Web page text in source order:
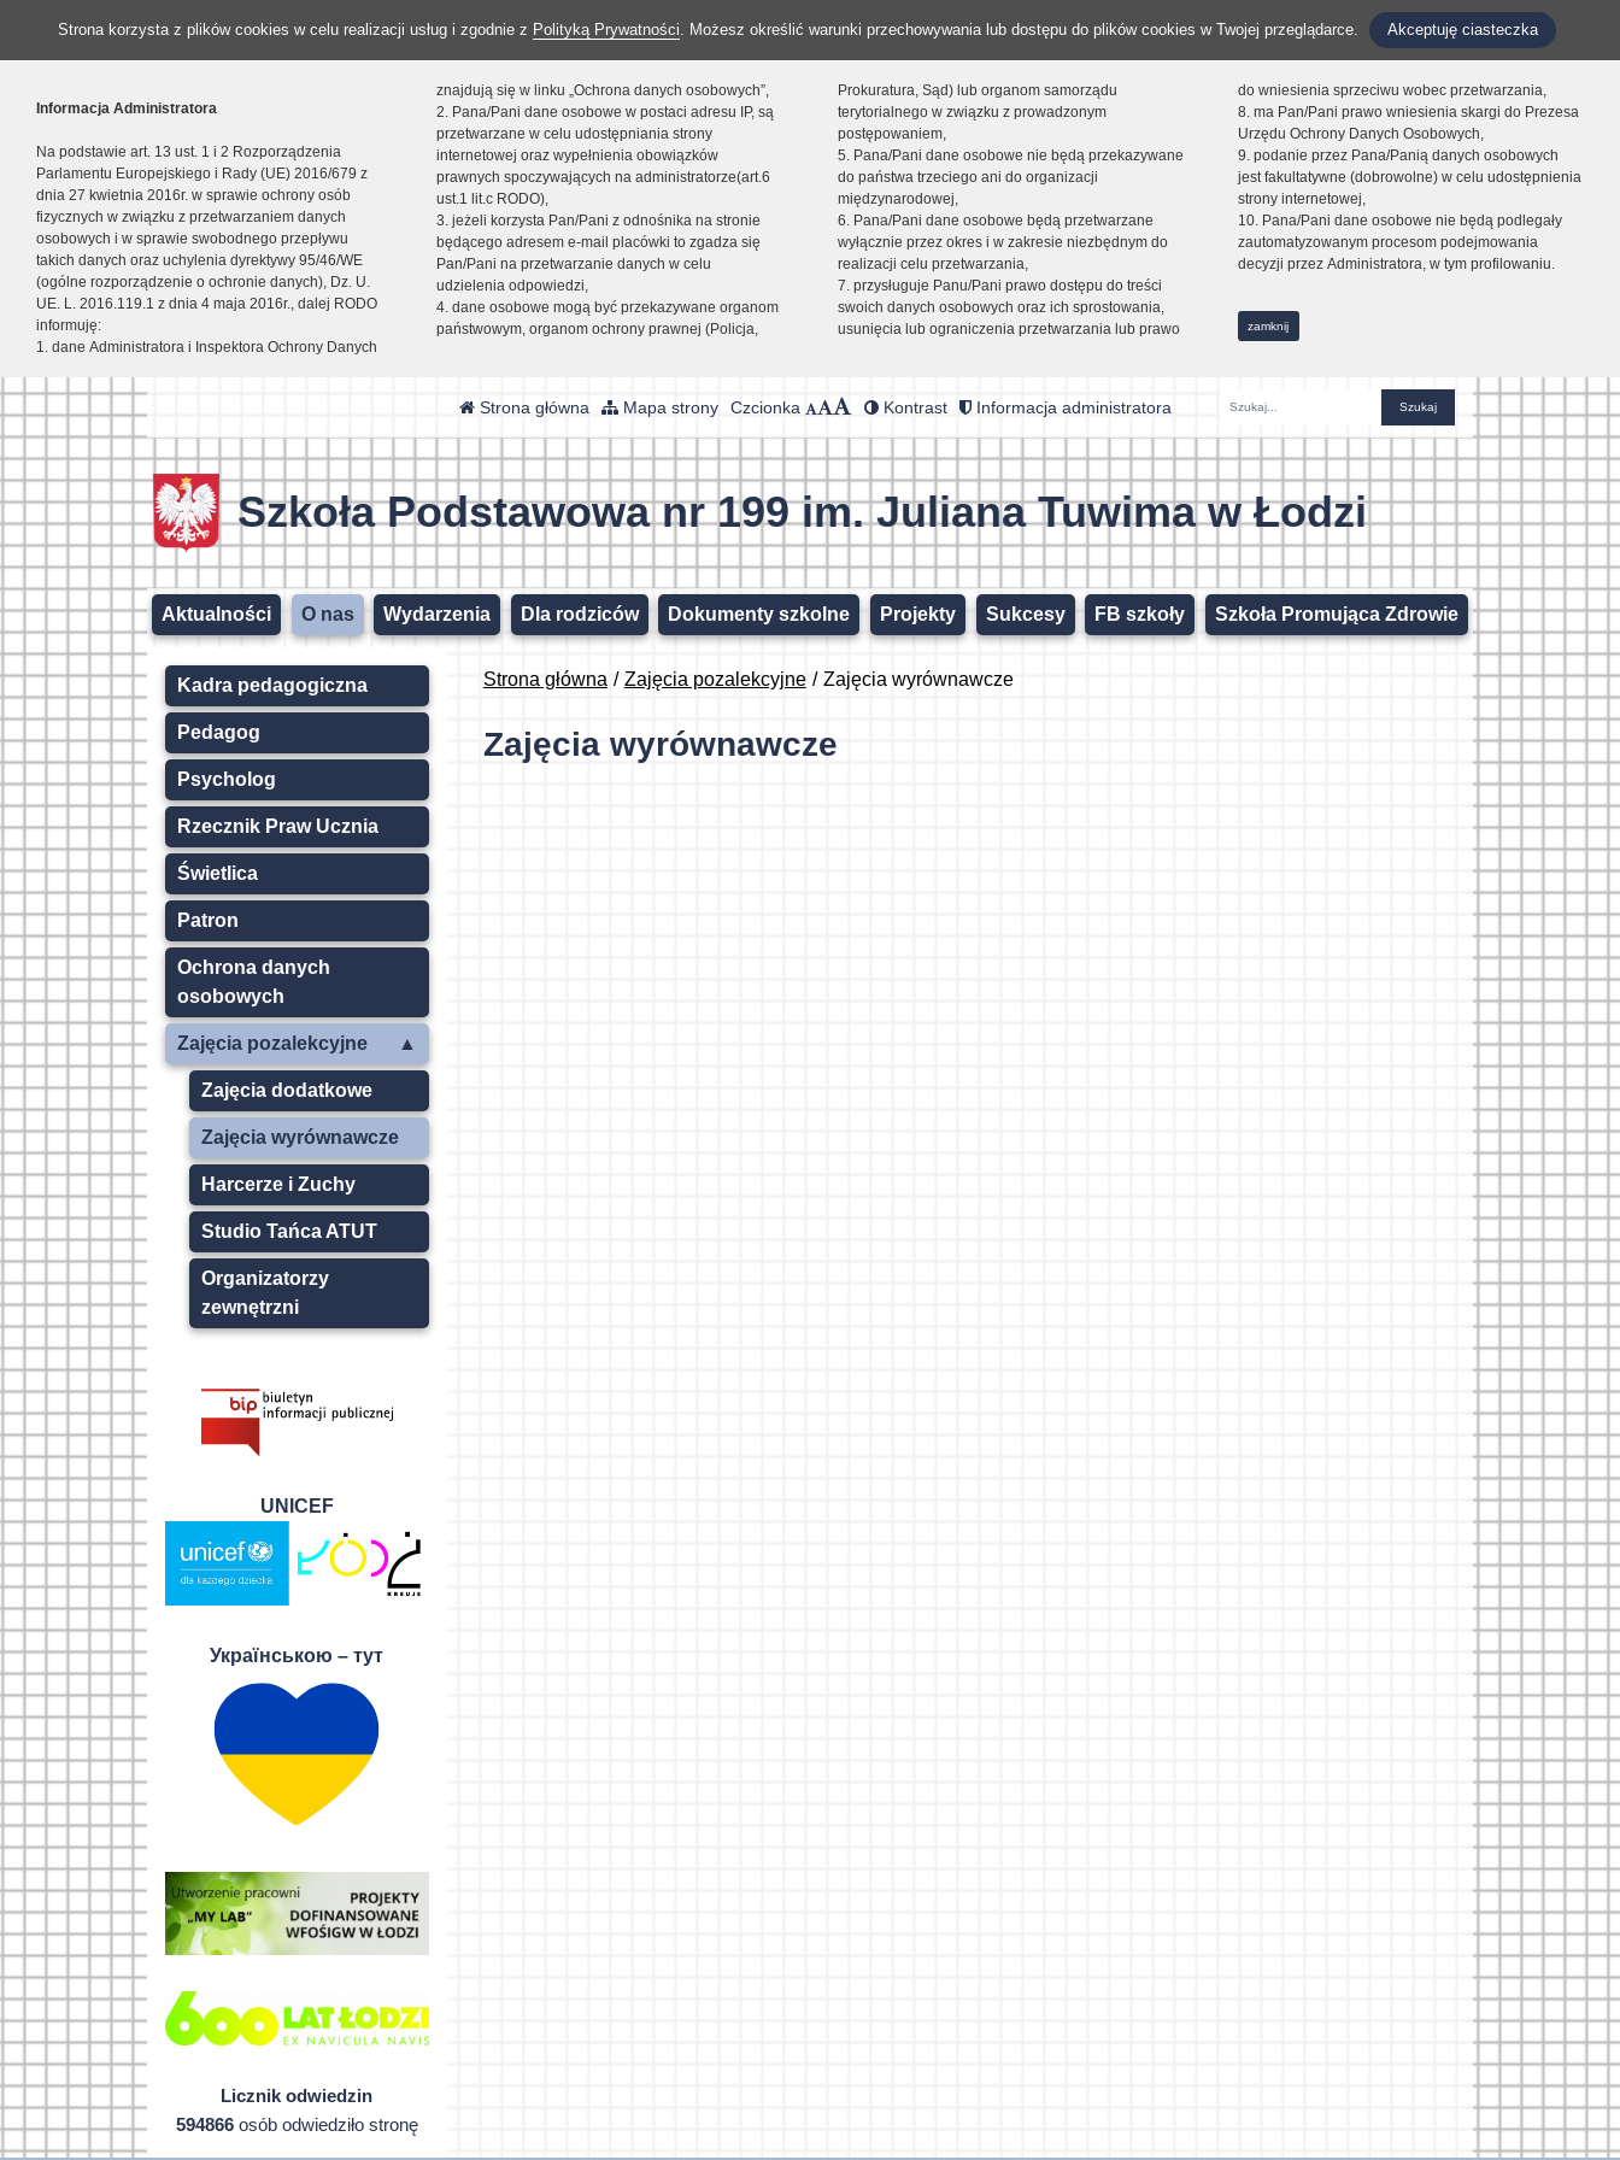
Strona korzysta z plików cookies w celu realizacji usług i zgodnie z Polityką Prywatności. Możesz określić warunki przechowywania lub dostępu do plików cookies w Twojej przeglądarce. Akceptuję ciasteczka
Informacja Administratora
Na podstawie art. 13 ust. 1 i 2 Rozporządzenia
Parlamentu Europejskiego i Rady (UE) 2016/679 z
dnia 27 kwietnia 2016r. w sprawie ochrony osób
fizycznych w związku z przetwarzaniem danych
osobowych i w sprawie swobodnego przepływu
takich danych oraz uchylenia dyrektywy 95/46/WE
(ogólne rozporządzenie o ochronie danych), Dz. U.
UE. L. 2016.119.1 z dnia 4 maja 2016r., dalej RODO
informuję:
1. dane Administratora i Inspektora Ochrony Danych
znajdują się w linku „Ochrona danych osobowych”,
2. Pana/Pani dane osobowe w postaci adresu IP, są
przetwarzane w celu udostępniania strony
internetowej oraz wypełnienia obowiązków
prawnych spoczywających na administratorze(art.6
ust.1 lit.c RODO),
3. jeżeli korzysta Pan/Pani z odnośnika na stronie
będącego adresem e-mail placówki to zgadza się
Pan/Pani na przetwarzanie danych w celu
udzielenia odpowiedzi,
4. dane osobowe mogą być przekazywane organom
państwowym, organom ochrony prawnej (Policja,
Prokuratura, Sąd) lub organom samorządu
terytorialnego w związku z prowadzonym
postępowaniem,
5. Pana/Pani dane osobowe nie będą przekazywane
do państwa trzeciego ani do organizacji
międzynarodowej,
6. Pana/Pani dane osobowe będą przetwarzane
wyłącznie przez okres i w zakresie niezbędnym do
realizacji celu przetwarzania,
7. przysługuje Panu/Pani prawo dostępu do treści
swoich danych osobowych oraz ich sprostowania,
usunięcia lub ograniczenia przetwarzania lub prawo
do wniesienia sprzeciwu wobec przetwarzania,
8. ma Pan/Pani prawo wniesienia skargi do Prezesa
Urzędu Ochrony Danych Osobowych,
9. podanie przez Pana/Panią danych osobowych
jest fakultatywne (dobrowolne) w celu udostępnienia
strony internetowej,
10. Pana/Pani dane osobowe nie będą podlegały
zautomatyzowanym procesom podejmowania
decyzji przez Administratora, w tym profilowaniu.
zamknij
Strona główna Mapa strony Czcionka Kontrast Informacja administratora
Szkoła Podstawowa nr 199 im. Juliana Tuwima w Łodzi
Aktualności O nas Wydarzenia Dla rodziców Dokumenty szkolne Projekty Sukcesy FB szkoły Szkoła Promująca Zdrowie
Strona główna Zajęcia pozalekcyjne Zajęcia wyrównawcze
Zajęcia wyrównawcze
Kadra pedagogiczna
Pedagog
Psycholog
Rzecznik Praw Ucznia
Świetlica
Patron
Ochrona danych
osobowych
Zajęcia pozalekcyjne
Zajęcia dodatkowe
Zajęcia wyrównawcze
Harcerze i Zuchy
Studio Tańca ATUT
Organizatorzy
zewnętrzni
UNICEF
Українською – тут
Licznik odwiedzin
594866osób odwiedziło stronę